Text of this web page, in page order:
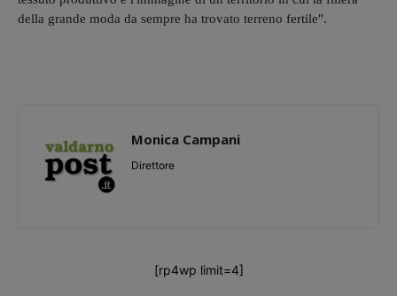
della grande moda da sempre ha trovato terreno fertile".
Monica Campani
Direttore
[rp4wp limit=4]